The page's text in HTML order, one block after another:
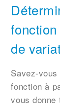
de
Savez-
fonction à
vous